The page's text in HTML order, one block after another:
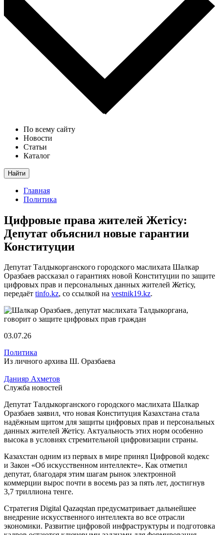
По всему сайту
Новости
Статьи
Каталог
Найти
Главная
Политика
Цифровые права жителей Жетісу:
Депутат объяснил новые гарантии
Конституции
Депутат Талдыкорганского городского маслихата Шалкар
Оразбаев рассказал о гарантиях новой Конституции по защите
цифровых прав и персональных данных жителей Жетісу,
передаёт tinfo.kz, со ссылкой на vestnik19.kz.
03.07.26
Политика
Из личного архива Ш. Оразбаева
Данияр Ахметов
Служба новостей
Депутат Талдыкорганского городского маслихата Шалкар
Оразбаев заявил, что новая Конституция Казахстана стала
надёжным щитом для защиты цифровых прав и персональных
данных жителей Жетісу. Актуальность этих норм особенно
высока в условиях стремительной цифровизации страны.
Казахстан одним из первых в мире принял Цифровой кодекс
и Закон «Об искусственном интеллекте». Как отметил
депутат, благодаря этим шагам рынок электронной
коммерции вырос почти в восемь раз за пять лет, достигнув
3,7 триллиона тенге.
Стратегия Digital Qazaqstan предусматривает дальнейшее
внедрение искусственного интеллекта во все отрасли
экономики. Развитие цифровой инфраструктуры и подготовка